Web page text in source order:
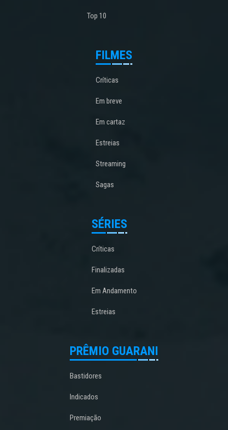
Top 10
FILMES
Críticas
Em breve
Em cartaz
Estreias
Streaming
Sagas
SÉRIES
Críticas
Finalizadas
Em Andamento
Estreias
PRÊMIO GUARANI
Bastidores
Indicados
Premiação